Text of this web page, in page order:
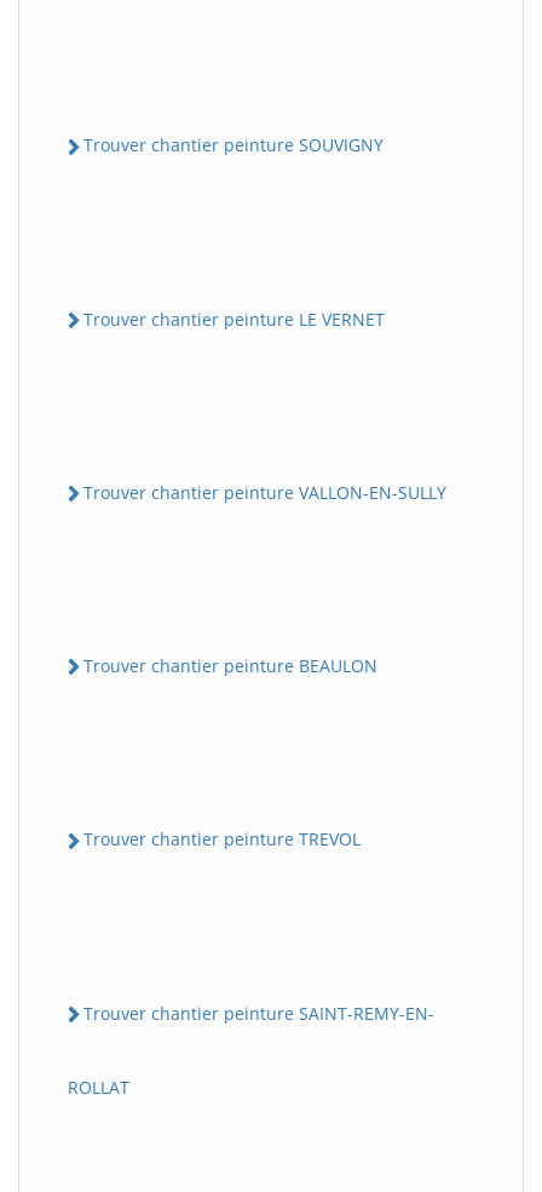
Trouver chantier peinture SOUVIGNY
Trouver chantier peinture LE VERNET
Trouver chantier peinture VALLON-EN-SULLY
Trouver chantier peinture BEAULON
Trouver chantier peinture TREVOL
Trouver chantier peinture SAINT-REMY-EN-
ROLLAT